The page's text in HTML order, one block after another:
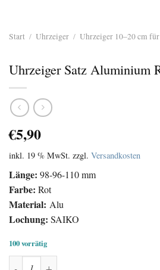
Start / Uhrzeiger / Uhrzeiger 10–20 cm
Uhrzeiger Satz Aluminium
€5,90
inkl. 19 % MwSt. zzgl. Versandkosten
Länge: 98-96-110 mm
Farbe: Rot
Material: Alu
Lochung: SAIKO
100 vorrätig
Uhrzeiger Satz Aluminium Rot Menge
Alternative: